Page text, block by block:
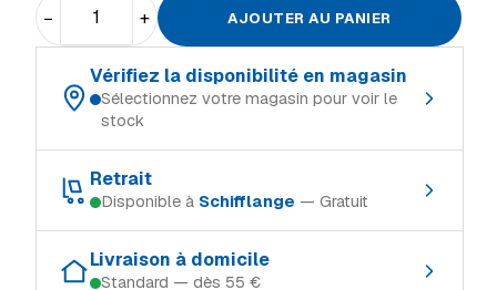
− + AJOUTER AU PANIER
Vérifiez la disponibilité en magasin
Sélectionnez votre magasin pour voir le
stock
Schifflange En stock
Ingeldorf
Retrait
Disponible à Schifflange — Gratuit
Schifflange En stock
Livraison à domicile
Standard — dès 55 €